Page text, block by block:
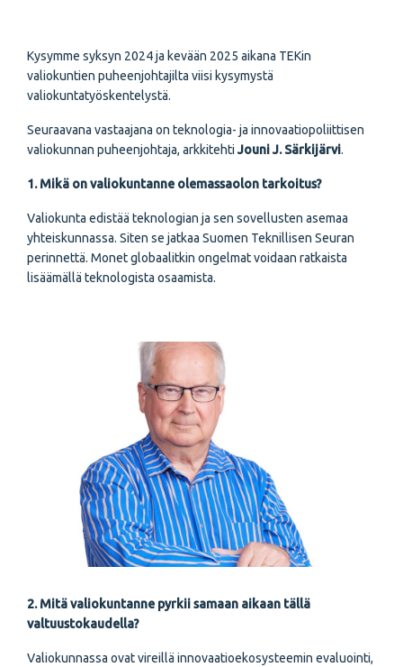
Kysymme syksyn 2024 ja kevään 2025 aikana TEKin
valiokuntien puheenjohtajilta viisi kysymystä
valiokuntatyöskentelystä.
Seuraavana vastaajana on teknologia- ja innovaatiopoliittisen
valiokunnan puheenjohtaja, arkkitehtiJouni J. Särkijärvi.
1. Mikä on valiokuntanne olemassaolon tarkoitus?
Valiokunta edistää teknologian ja sen sovellusten asemaa
yhteiskunnassa. Siten se jatkaa Suomen Teknillisen Seuran
perinnettä. Monet globaalitkin ongelmat voidaan ratkaista
lisäämällä teknologista osaamista.
2. Mitä valiokuntanne pyrkii samaan aikaan tällä
valtuustokaudella?
Valiokunnassa ovat vireillä innovaatioekosysteemin evaluointi,